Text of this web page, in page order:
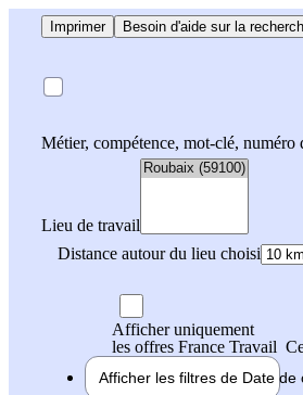
Imprimer Besoin d'aide sur la
Métier, compétence, mot-clé, numéro
Lieu de travail
Distance autour du lieu choisi
Afficher uniquement
les offres France Travail
Afficher les filtres de Date de